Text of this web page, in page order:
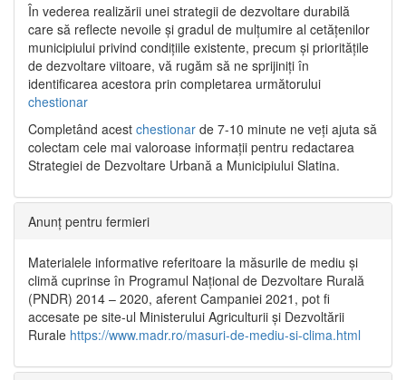
În vederea realizării unei strategii de dezvoltare durabilă
care să reflecte nevoile și gradul de mulțumire al cetățenilor
municipiului privind condițiile existente, precum și prioritățile
de dezvoltare viitoare, vă rugăm să ne sprijiniți în
identificarea acestora prin completarea următorului
chestionar
Completând acest chestionar de 7-10 minute ne veți ajuta să
colectam cele mai valoroase informații pentru redactarea
Strategiei de Dezvoltare Urbană a Municipiului Slatina.
Anunț pentru fermieri
Materialele informative referitoare la măsurile de mediu și
climă cuprinse în Programul Național de Dezvoltare Rurală
(PNDR) 2014 – 2020, aferent Campaniei 2021, pot fi
accesate pe site-ul Ministerului Agriculturii și Dezvoltării
Rurale https://www.madr.ro/masuri-de-mediu-si-clima.html